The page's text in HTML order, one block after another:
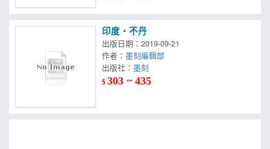
印度‧不丹
出版日期：2019-09-21
作者：墨刻編輯部
出版社：
$303 ~ 435